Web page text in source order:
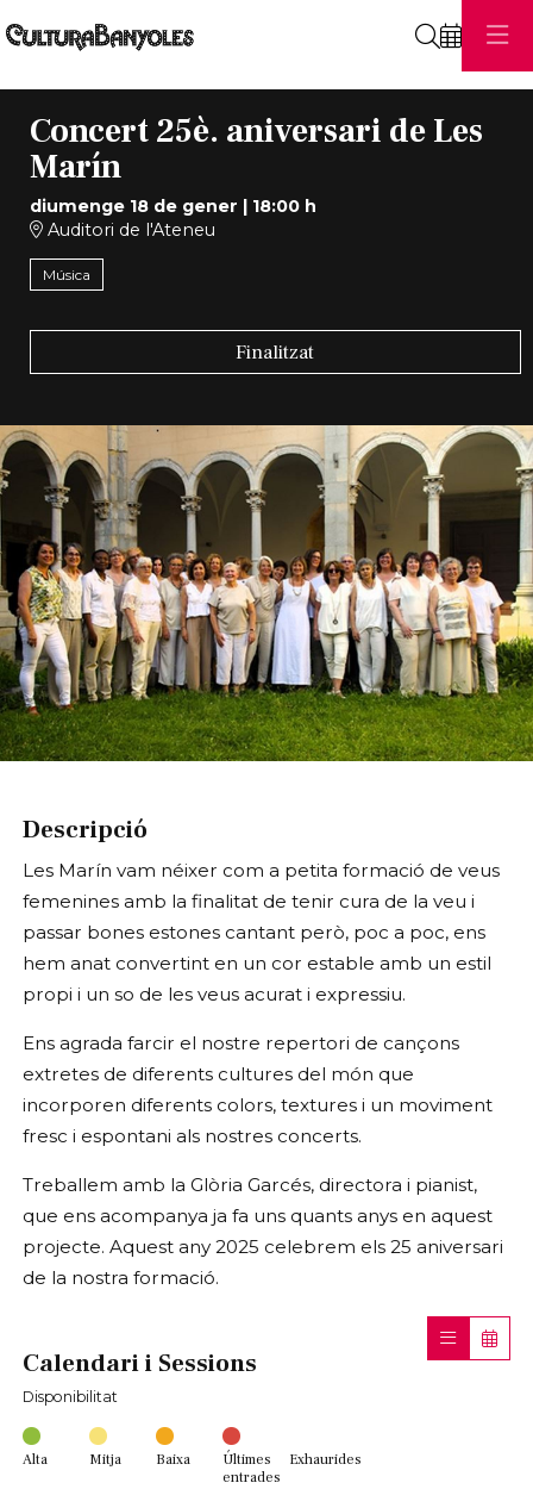
Concert 25è. aniversari de Les
Marín
diumenge 18 de gener | 18:00 h
Auditori de l'Ateneu
Música
Finalitzat
Descripció
Les Marín vam néixer com a petita formació de veus
femenines amb la finalitat de tenir cura de la veu i
passar bones estones cantant però, poc a poc, ens
hem anat convertint en un cor estable amb un estil
propi i un so de les veus acurat i expressiu.
Ens agrada farcir el nostre repertori de cançons
extretes de diferents cultures del món que
incorporen diferents colors, textures i un moviment
fresc i espontani als nostres concerts.
Treballem amb la Glòria Garcés, directora i pianist,
que ens acompanya ja fa uns quants anys en aquest
projecte. Aquest any 2025 celebrem els 25 aniversari
de la nostra formació.
Calendari i Sessions
Disponibilitat
Alta Mitja Baixa
Últimes
entrades
Exhaurides